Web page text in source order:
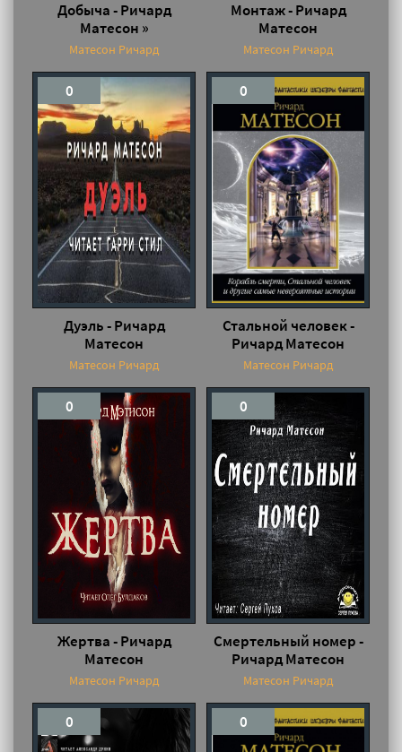
Добыча - Ричард
Матесон »
Матесон Ричард
Монтаж - Ричард
Матесон
Матесон Ричард
0
Дуэль - Ричард
Матесон
Матесон Ричард
0
Стальной человек -
Ричард Матесон
Матесон Ричард
0
Жертва - Ричард
Матесон
Матесон Ричард
0
Смертельный номер -
Ричард Матесон
Матесон Ричард
0 0